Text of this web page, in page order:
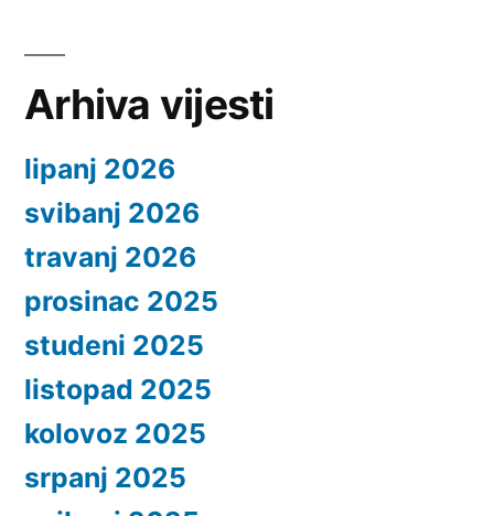
Arhiva vijesti
lipanj 2026
svibanj 2026
travanj 2026
prosinac 2025
studeni 2025
listopad 2025
kolovoz 2025
srpanj 2025